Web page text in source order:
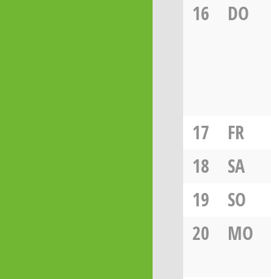
16 DO
17
FR
18
SA
19
SO
20
MO